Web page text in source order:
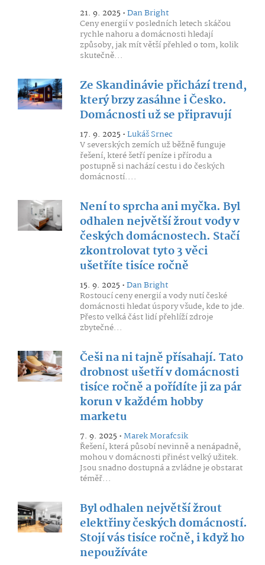
21. 9. 2025 •Dan Bright
Ceny energií v posledních letech skáčou
rychle nahoru a domácnosti hledají
způsoby, jak mít větší přehled o tom, kolik
skutečně...
Ze Skandinávie přichází trend,
který brzy zasáhne i Česko.
Domácnosti už se připravují
17. 9. 2025 •Lukáš Srnec
V severských zemích už běžně funguje
řešení, které šetří peníze i přírodu a
postupně si nachází cestu i do českých
domácností....
Není to sprcha ani myčka. Byl
odhalen největší žrout vody v
českých domácnostech. Stačí
zkontrolovat tyto 3 věci
ušetříte tisíce ročně
15. 9. 2025 •Dan Bright
Rostoucí ceny energií a vody nutí české
domácnosti hledat úspory všude, kde to jde.
Přesto velká část lidí přehlíží zdroje
zbytečné...
Češi na ni tajně přísahají. Tato
drobnost ušetří v domácnosti
tisíce ročně a pořídíte ji za pár
korun v každém hobby
marketu
7. 9. 2025 •Marek Morafcsik
Řešení, která působí nevinně a nenápadně,
mohou v domácnosti přinést velký užitek.
Jsou snadno dostupná a zvládne je obstarat
téměř...
Byl odhalen největší žrout
elektřiny českých domácností.
Stojí vás tisíce ročně, i když ho
nepoužíváte